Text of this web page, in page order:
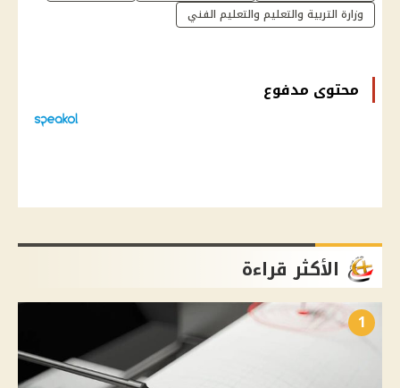
وزارة التربية والتعليم والتعليم الفني
محتوى مدفوع
الأكثر قراءة
1